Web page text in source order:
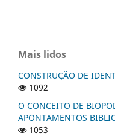
Mais lidos
CONSTRUÇÃO DE
1092
O CONCEITO DE
APONTAMENTOS
1053